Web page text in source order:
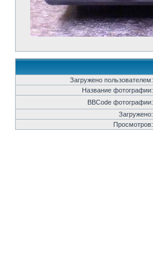
Загружено пользователем:
Название фотографии:
BBCode фотографии:
Загружено:
Просмотров: